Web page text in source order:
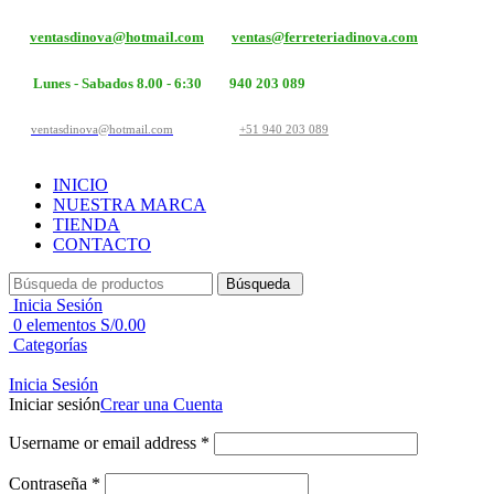
ventasdinova@hotmail.com ventas@ferreteriadinova.com
Lunes - Sabados 8.00 - 6:30 940 203 089
ventasdinova@hotmail.com +51 940 203 089
INICIO
NUESTRA MARCA
TIENDA
CONTACTO
Búsqueda
Inicia Sesión
0 elementos S/0.00
Categorías
Inicia Sesión
Iniciar sesiónCrear una Cuenta
Username or email address *
Contraseña *